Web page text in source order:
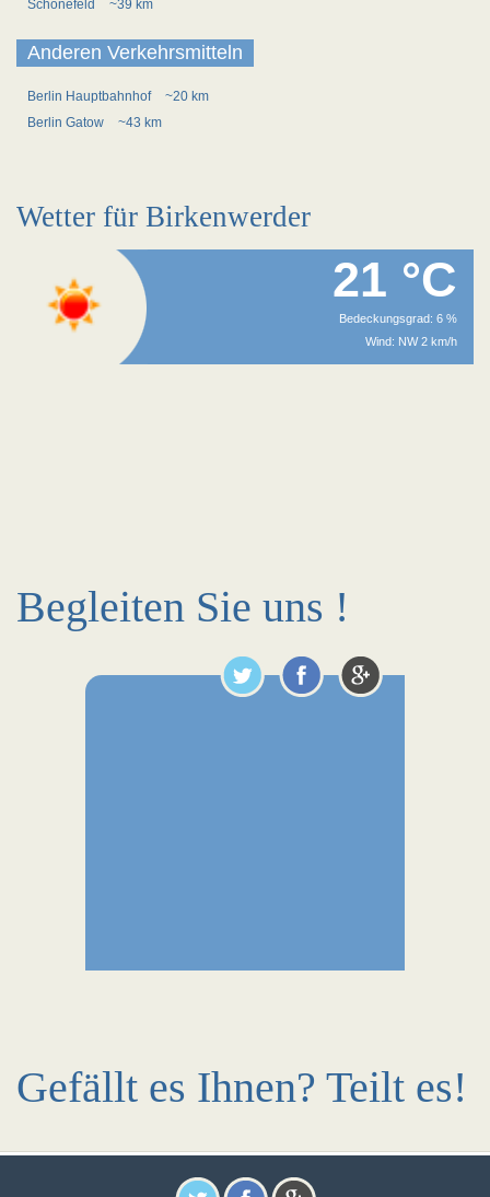
Schonefeld
~39 km
Anderen Verkehrsmitteln
Berlin Hauptbahnhof
~20 km
Berlin Gatow
~43 km
Wetter für Birkenwerder
21 °C
Bedeckungsgrad: 6 %
Wind: NW 2 km/h
Begleiten Sie uns !
Gefällt es Ihnen? Teilt es!